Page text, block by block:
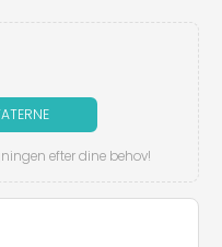
efter dine behov!